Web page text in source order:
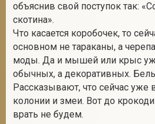
объяснив свой поступок так:
скотина».
Что касается коробочек, то
основном не тараканы, а
моды. Да и мышей или крыс
обычных, а декоративных.
Рассказывают, что сейчас уже
колонии и змеи. Вот до
врать не будем.